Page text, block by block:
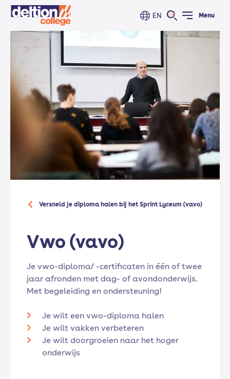
EN Menu
Versneld je diploma halen bij het Sprint Lyceum (vavo)
Vwo (vavo)
Je vwo-diploma/ -certificaten in één of twee
jaar afronden met dag- of avondonderwijs.
Met begeleiding en ondersteuning!
Je wilt een vwo-diploma halen
Je wilt vakken verbeteren
Je wilt doorgroeien naar het hoger
onderwijs